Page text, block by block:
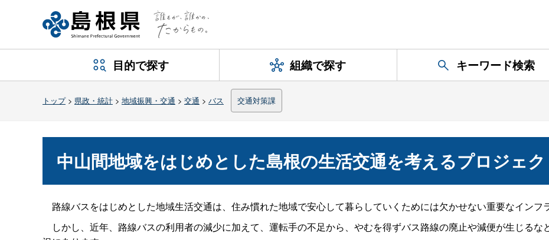
目的で探す 組織で探す キーワード検索
トップ> 県政・統計 > 地域振興・交通 > 交通 > バス 交通対策課
中山間地域をはじめとした島根の生活交通を考えるプロジェ
路線バスをはじめとした地域生活交通は、住み慣れた地域で安心して暮らしていくためには欠かせない重要なインフ
しかし、近年、路線バスの利用者の減少に加えて、運転手の不足から、やむを得ずバス路線の廃止や減便が生じる